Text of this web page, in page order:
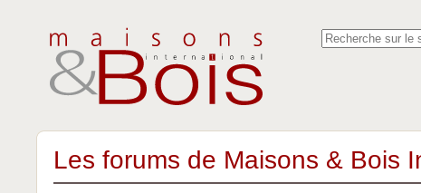
Les forums de Maisons & Bois